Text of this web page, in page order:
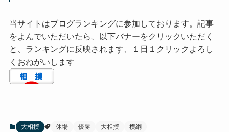
当サイトはブログランキングに参加しております。記事
をよんでいただいたら、以下バナーをクリックいただく
と、ランキングに反映されます、１日１クリックよろし
くおねがいします
大相撲 休場 優勝 大相撲 横綱